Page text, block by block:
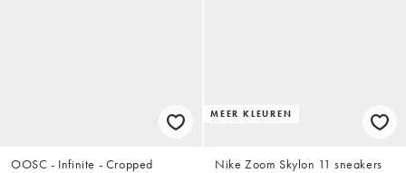
OOSC - Infinite - Cropped
MEER KLEUREN
Nike Zoom Skylon 11 sneakers